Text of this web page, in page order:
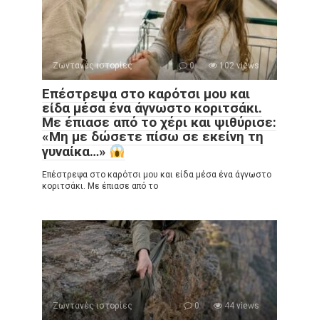
Ζωντανές ιστορίες 0 102 views
Επέστρεψα στο καρότσι μου και
είδα μέσα ένα άγνωστο κοριτσάκι.
Με έπιασε από το χέρι και ψιθύρισε:
«Μη με δώσετε πίσω σε εκείνη τη
γυναίκα…»
Επέστρεψα στο καρότσι μου και είδα μέσα ένα άγνωστο
κοριτσάκι. Με έπιασε από το
Ζωντανές ιστορίες 0 44 views